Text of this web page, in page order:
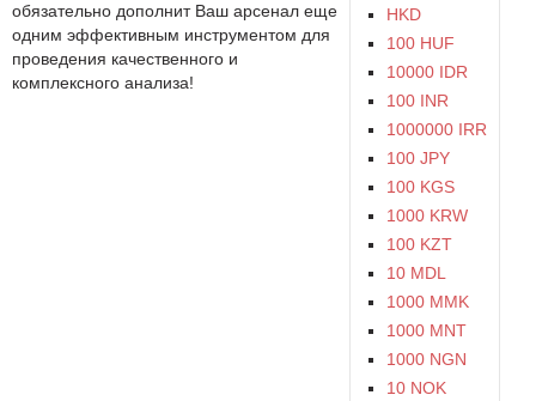
HKD
100 HUF
10000 IDR
100 INR
1000000 IRR
100 JPY
100 KGS
1000 KRW
100 KZT
10 MDL
1000 MMK
1000 MNT
1000 NGN
10 NOK
обязательно дополнит Ваш арсенал еще
одним эффективным инструментом для
проведения качественного и
комплексного анализа!